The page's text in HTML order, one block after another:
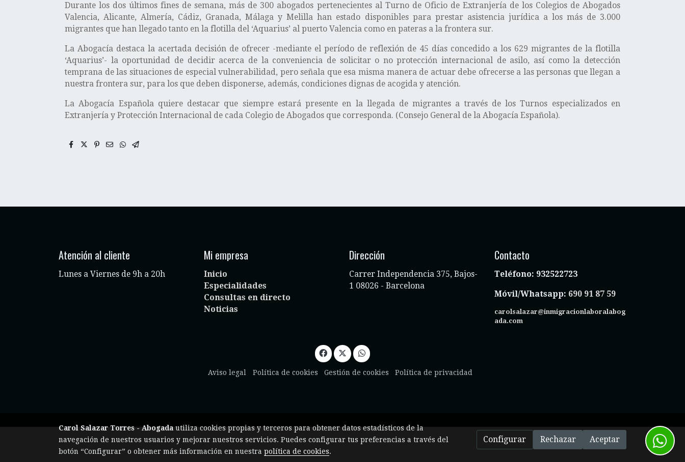
Durante los dos últimos fines de semana, más de 300 abogados pertenecientes al Turno de Oficio de Extranjería de los Colegios de Abogados
Valencia, Alicante, Almería, Cádiz, Granada, Málaga y Melilla han estado disponibles para prestar asistencia jurídica a los más de 3.000
migrantes que han llegado tanto en la flotilla del ‘Aquarius’ al puerto Valencia como en pateras a la frontera sur.
La Abogacía destaca la acertada decisión de ofrecer -mediante el período de reflexión de 45 días concedido a los 629 migrantes de la flotilla
‘Aquarius’- la oportunidad de decidir acerca de la conveniencia de solicitar o no protección internacional de asilo, así como la detección
temprana de las situaciones de especial vulnerabilidad, pero señala que esa misma manera de actuar debe ofrecerse a las personas que llegan a
nuestra frontera sur, para los que deben disponerse, además, condiciones dignas de acogida y atención.
La Abogacía Española quiere destacar que siempre estará presente en la llegada de migrantes a través de los Turnos especializados en
Extranjería y Protección Internacional de cada Colegio de Abogados que corresponda. (Consejo General de la Abogacía Española).
Atención al cliente
Lunes a Viernes de 9h a 20h
Mi empresa
Inicio
Especialidades
Consultas en directo
Noticias
Dirección
Carrer Independencia 375, Bajos-
1 08026 - Barcelona
Contacto
Teléfono: 932522723
Móvil/Whatsapp: 690 91 87 59
carolsalazar@inmigracionlaboralabog
ada.com
Aviso legal Política de cookies Gestión de cookies Política de privacidad
Carol Salazar Torres - Abogadautiliza cookies propias y terceros para obtener datos estadísticos de la
navegación de nuestros usuarios y mejorar nuestros servicios. Puedes configurar tus preferencias a través del
botón “Configurar” o obtener más información en nuestra política de cookies.
Configurar Rechazar Aceptar